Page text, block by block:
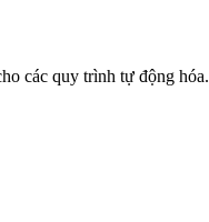
các quy trình tự động hóa.